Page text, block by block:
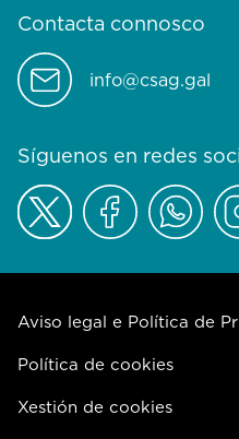
Contacta connosco
info@csag.gal
Síguenos en redes
Aviso legal e Política de
Política de cookies
Xestión de cookies